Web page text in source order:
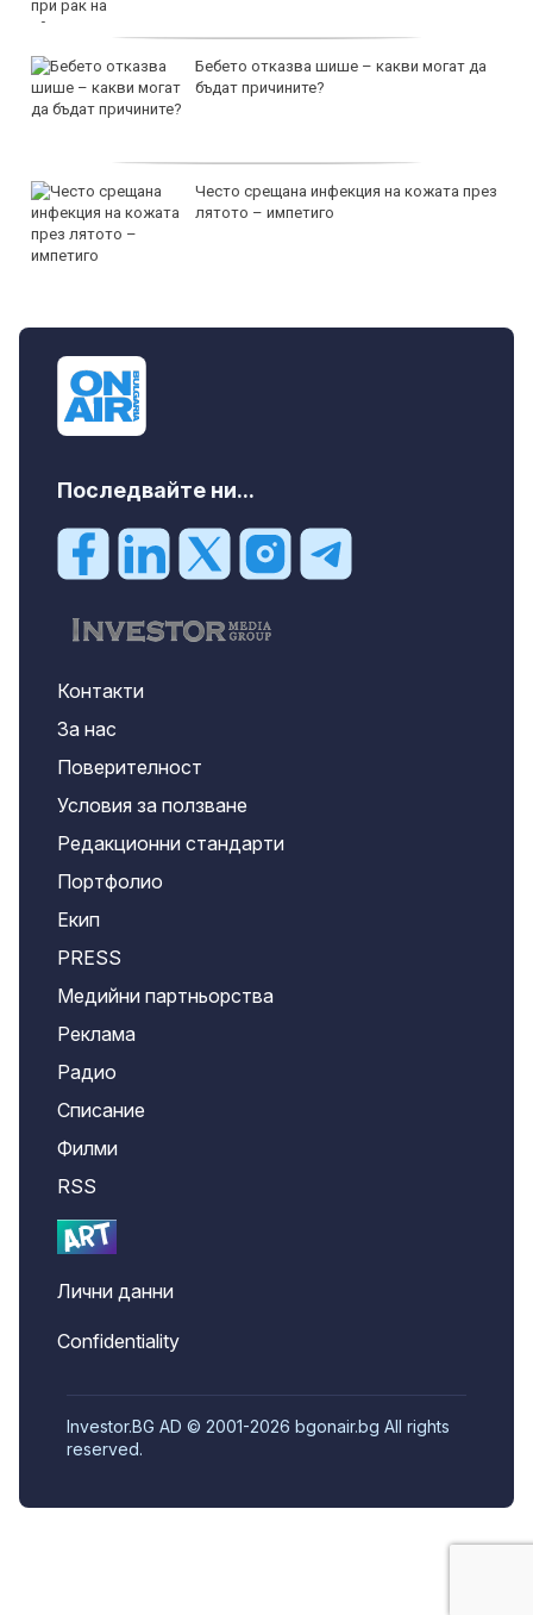
Бебето отказва шише – какви могат да
бъдат причините?
Често срещана инфекция на кожата през
лятото – импетиго
Последвайте ни...
Контакти
За нас
Поверителност
Условия за ползване
Редакционни стандарти
Портфолио
Екип
PRESS
Медийни партньорства
Реклама
Радио
Списание
Филми
RSS
Лични данни
Confidentiality
Investor.BG AD © 2001-2026 bgonair.bg All rights
reserved.